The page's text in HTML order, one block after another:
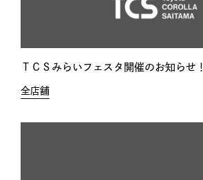
ＴＣＳみらいフェスタ開催のお知らせ！
全店舗